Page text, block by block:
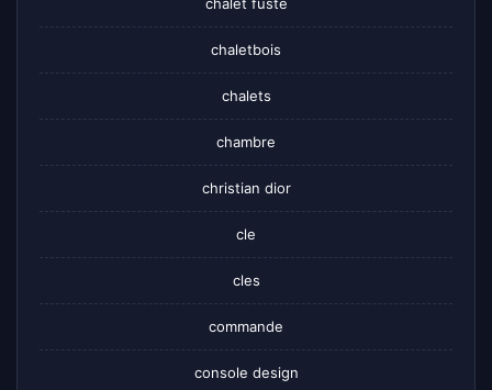
chalet fuste
chaletbois
chalets
chambre
christian dior
cle
cles
commande
console design